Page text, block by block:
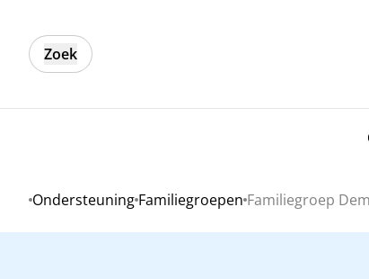
Zoek
Home
Ondersteuning Familiegroepen Familiegroep